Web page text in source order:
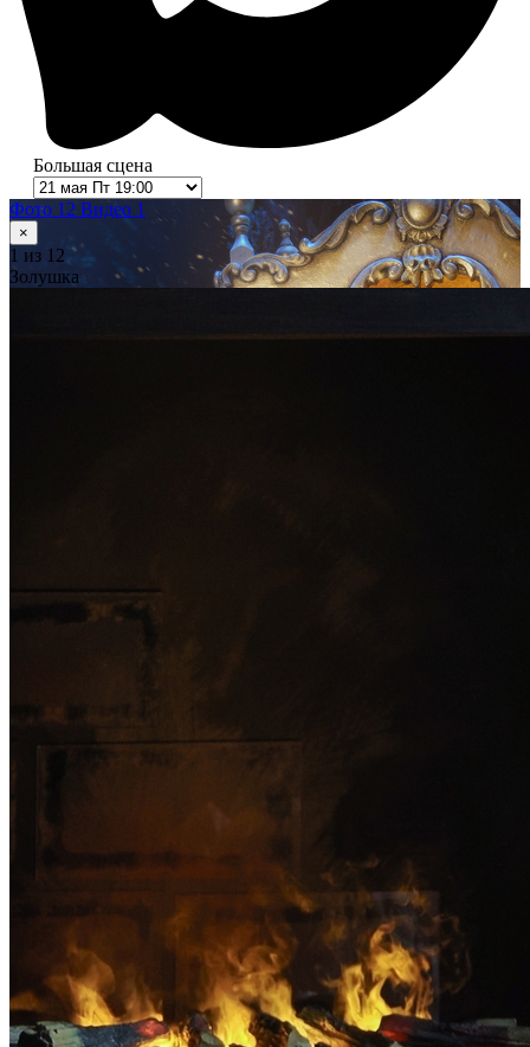
Большая сцена
Фото 12 Видео 1
×
1 из 12
Золушка